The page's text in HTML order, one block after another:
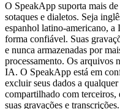
O SpeakApp suporta mais
sotaques e dialetos. Seja
espanhol latino-americano, a
forma confiável. Suas
e nunca armazenadas por
processamento. Os arquivos
IA. O SpeakApp está em
excluir seus dados a
compartilhado com terceiros,
suas gravações e transcrições.